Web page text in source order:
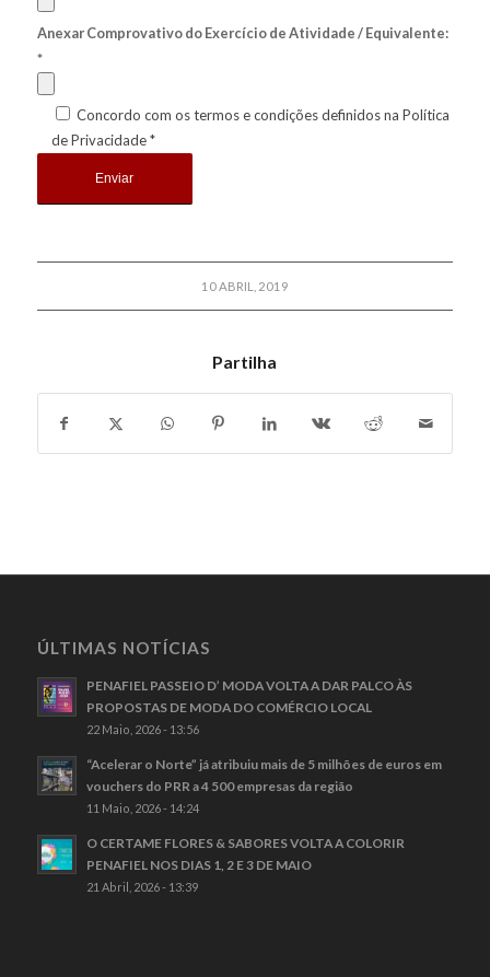
Anexar Comprovativo do Exercício de Atividade / Equivalente:
*
Concordo com os termos e condições definidos na Política
de Privacidade *
10 ABRIL, 2019
Partilha
ÚLTIMAS NOTÍCIAS
PENAFIEL PASSEIO D’ MODA VOLTA A DAR PALCO ÀS
PROPOSTAS DE MODA DO COMÉRCIO LOCAL
22 Maio, 2026 - 13:56
“Acelerar o Norte” já atribuiu mais de 5 milhões de euros em
vouchers do PRR a 4 500 empresas da região
11 Maio, 2026 - 14:24
O CERTAME FLORES & SABORES VOLTA A COLORIR
PENAFIEL NOS DIAS 1, 2 E 3 DE MAIO
21 Abril, 2026 - 13:39